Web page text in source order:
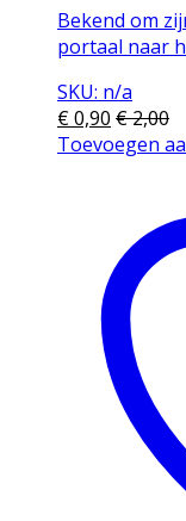
Bekend om
portaal naar
SKU: n/a
€0,90 €2,00
Toevoegen